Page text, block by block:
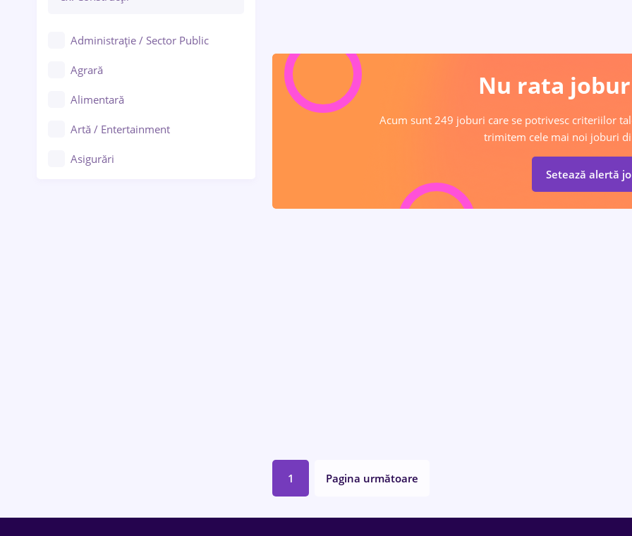
Administrație / Sector Public
Agrară
Alimentară
Artă / Entertainment
Asigurări
Lemn / PVC
Nu rata
Acum sunt 249 joburi care se potrivesc criteriilor
trimitem cele mai noi joburi
Setează alertă
1 Pagina următoare